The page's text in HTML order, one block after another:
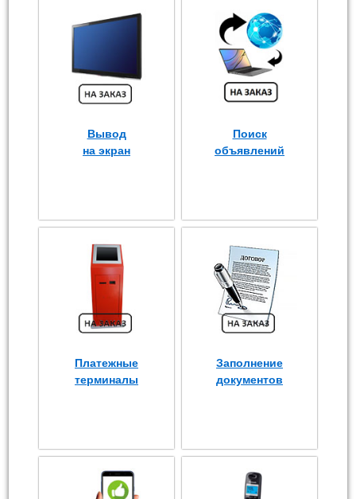
Вывод
на экран
Поиск
объявлений
Платежные
терминалы
Заполнение
документов